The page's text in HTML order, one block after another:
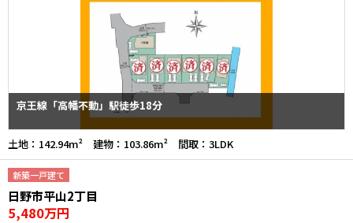
京王線「高幡不動」駅徒歩18分
土地：142.94m² 建物：103.86m² 間取：3LDK
新築一戸建て
日野市平山2丁目
5,480万円